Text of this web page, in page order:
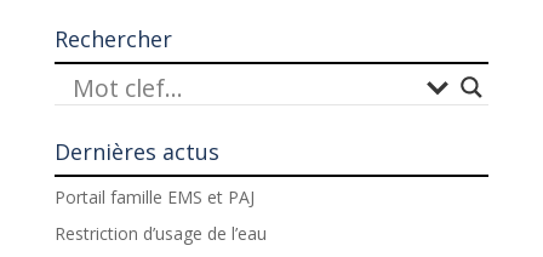
Rechercher
Dernières actus
Portail famille EMS et PAJ
Restriction d’usage de l’eau